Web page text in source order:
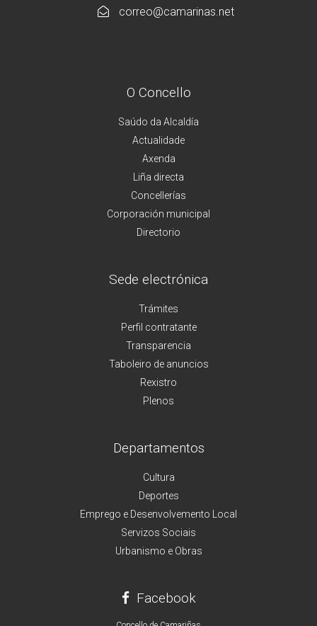
correo@camarinas.net
O Concello
Saúdo da Alcaldía
Actualidade
Axenda
Liña directa
Concellerías
Corporación municipal
Directorio
Sede electrónica
Trámites
Perfil contratante
Transparencia
Taboleiro de anuncios
Rexistro
Plenos
Departamentos
Cultura
Deportes
Emprego e Desenvolvemento Local
Servizos Sociais
Urbanismo e Obras
Facebook